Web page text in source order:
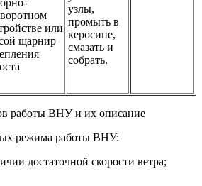
или
щарнир
узлы,
промыть в
керосине,
смазать и
собрать.
работы ВНУи их описание
режима работы ВНУ:
достаточной скорости ветра;